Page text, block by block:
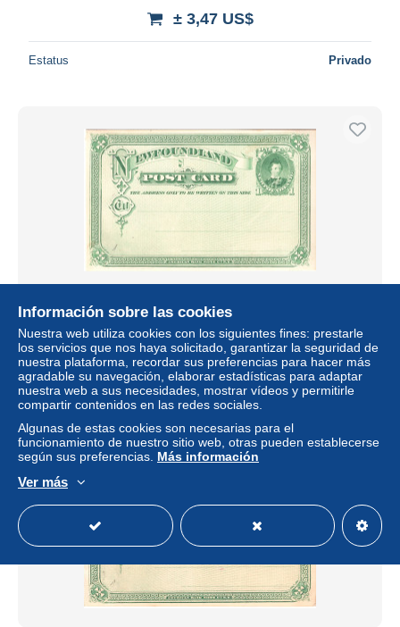
± 3,47 US$
Estatus Privado
NEWFOUNDLAND 1873 POSTAL STATIONERY
POSTCARD UNUSED
± 4,62 US$
Estatus Privado
Información sobre las cookies
Nuestra web utiliza cookies con los siguientes fines: prestarle
los servicios que nos haya solicitado, garantizar la seguridad de
nuestra plataforma, recordar sus preferencias para hacer más
agradable su navegación, elaborar estadísticas para adaptar
nuestra web a sus necesidades, mostrar vídeos y permitirle
compartir contenidos en las redes sociales.
Algunas de estas cookies son necesarias para el
funcionamiento de nuestro sitio web, otras pueden establecerse
según sus preferencias. Más información
Ver más